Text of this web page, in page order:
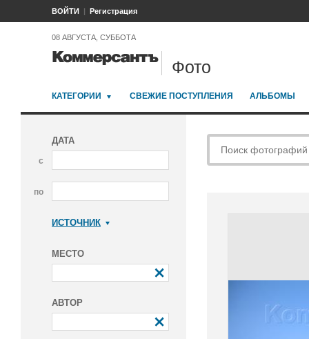
ВОЙТИ Регистрация
08 АВГУСТА, СУББОТА
Фото
КАТЕГОРИИ СВЕЖИЕ ПОСТУПЛЕНИЯ АЛЬБОМЫ
ДАТА
с
по
ИСТОЧНИК
МЕСТО
АВТОР